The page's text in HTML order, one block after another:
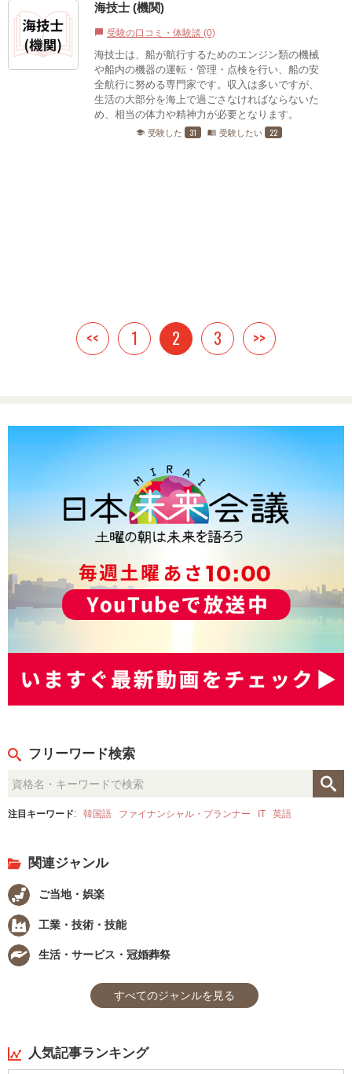
海技士 (機関)
chat_bubble 受験の口コミ・体験談 (0)
海技士は、船が航行するためのエンジン類の機械
や船内の機器の運転・管理・点検を行い、船の安
全航行に努める専門家です。収入は多いですが、
生活の大部分を海上で過ごさなければならないた
め、相当の体力や精神力が必要となります。
school 受験した 31 menu_book 受験したい 22
<< 1 2 3 >>
フリーワード検索
注目キーワード: 韓国語 ファイナンシャル・プランナー IT 英語
関連ジャンル
ご当地・娯楽
工業・技術・技能
生活・サービス・冠婚葬祭
すべてのジャンルを見る
人気記事ランキング